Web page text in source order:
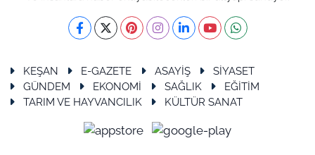
KEŞAN E-GAZETE ASAYİŞ
SİYASET
GÜNDEM
EKONOMİ SAĞLIK
EĞİTİM
TARIM VE HAYVANCILIK
KÜLTÜR SANAT